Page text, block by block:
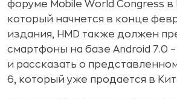
форуме Mobile World Congress в
который начнется в конце
издания, HMD также должен
смартфоны на базе Android 7.0 –
и рассказать о
6, который уже продается в